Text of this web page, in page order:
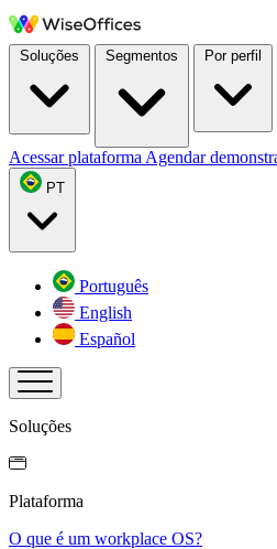
Soluções Segmentos Por perfil
Acessar plataforma Agendar
PT
Português
English
Español
Soluções
Plataforma
O que é um workplace OS?